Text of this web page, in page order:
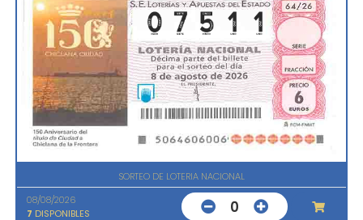
SORTEO DE LOTERIA NACIONAL
08/08/2026
7 DISPONIBLES 0